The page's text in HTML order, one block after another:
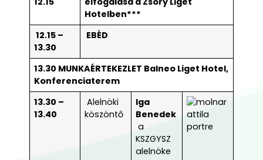
Hotelben***
12.15 –
13.30
EBÉD
13.30 MUNKAÉRTEKEZLET Balneo Liget Hotel,
Konferenciaterem
13.30 –
13.40
Alelnöki
köszöntő
Iga
Benedek
a
KSZGYSZ
alelnöke